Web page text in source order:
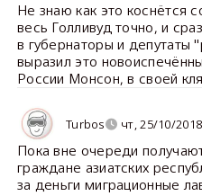
Не знаю как это коснётся
весь Голливуд точно, и
в губернаторы и депутаты
выразил это
России Монсон, в своей
Turbos чт, 25/10/
Пока вне очереди
граждане азиатских
за деньги миграционные